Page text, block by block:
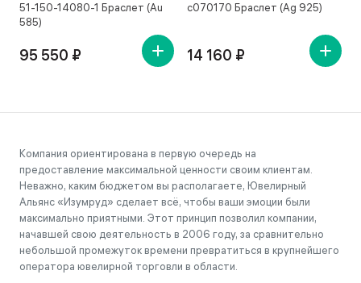
51-150-14080-1 Браслет (Au
585)
95 550 ₽
с070170 Браслет (Ag 925)
14 160 ₽
Компания ориентирована в первую очередь на
предоставление максимальной ценности своим клиентам.
Неважно, каким бюджетом вы располагаете, Ювелирный
Альянс «Изумруд» сделает всё, чтобы ваши эмоции были
максимально приятными. Этот принцип позволил компании,
начавшей свою деятельность в 2006 году, за сравнительно
небольшой промежуток времени превратиться в крупнейшего
оператора ювелирной торговли в области.